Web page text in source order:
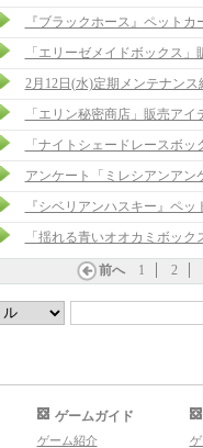
『ブラックホース』ペット
「エリーゼメイドボックス
2月12日(水)定期メンテナン
「エリン秘密商店」販売ア
「ナイトシェードレースボ
アンケート「ミレシアンアン
『シベリアンハスキー』ペ
「揺れる青いオオカミボッ
前へ 1 2
ゲームガイド
ゲーム紹介